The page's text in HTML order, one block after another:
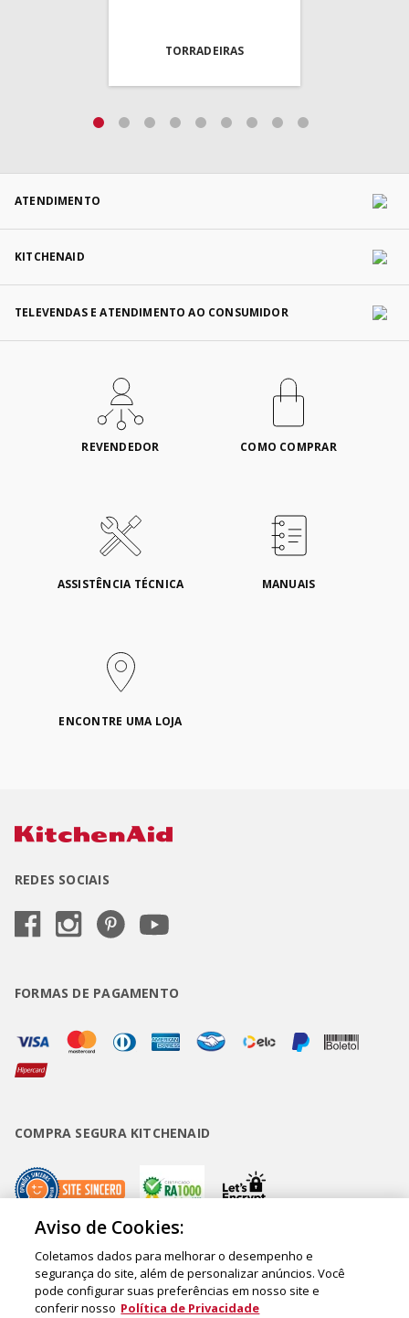
TORRADEIRAS
ATENDIMENTO
KITCHENAID
TELEVENDAS E ATENDIMENTO AO CONSUMIDOR
REVENDEDOR COMO COMPRAR
ASSISTÊNCIA TÉCNICA MANUAIS
ENCONTRE UMA LOJA
REDES SOCIAIS
FORMAS DE PAGAMENTO
COMPRA SEGURA KITCHENAID
Copyright • BUD Comércio de Eletrodomésticos Ltda. ® 2020 - CNPJ
62.058.318/0007-76. - Inscrição Municipal/Estadual 148.044.198.118 Sede:
Rua Olympia Semeraro, 675 - Jardim Santa Emília - CEP 04183-090 - São
Aviso de Cookies:
Coletamos dados para melhorar o desempenho e
segurança do site, além de personalizar anúncios. Você
pode configurar suas preferências em nosso site e
conferir nosso Política de Privacidade